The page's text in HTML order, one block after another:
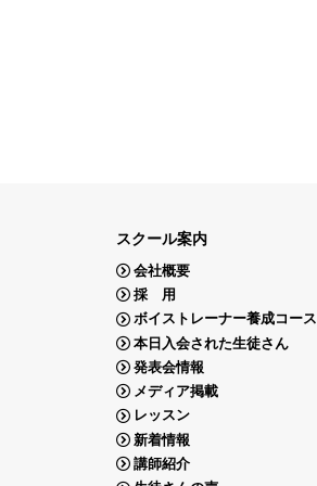
スクール案内
会社概要
採 用
ボイストレーナー養成コース
本日入会された生徒さん
発表会情報
メディア掲載
レッスン
新着情報
講師紹介